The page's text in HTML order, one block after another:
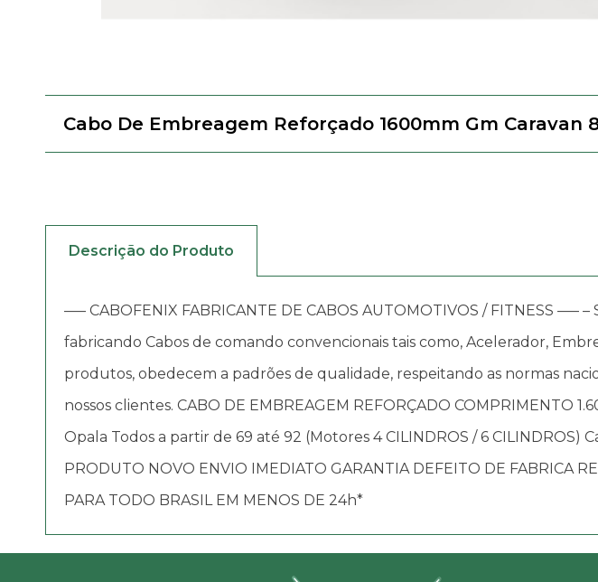
Cabo De Embreagem Reforçado 1600mm Gm Caravan
Descrição do Produto
—– CABOFENIX FABRICANTE DE CABOS AUTOMOTIVOS / FITNESS —–
fabricando Cabos de comando convencionais tais como, Acelerador,
produtos, obedecem a padrões de qualidade, respeitando as normas
nossos clientes. CABO DE EMBREAGEM REFORÇADO COMPRIMENTO
Opala Todos a partir de 69 até 92 (Motores 4 CILINDROS / 6 CILINDROS)
PRODUTO NOVO ENVIO IMEDIATO GARANTIA DEFEITO DE FABRICA
PARA TODO BRASIL EM MENOS DE 24h*